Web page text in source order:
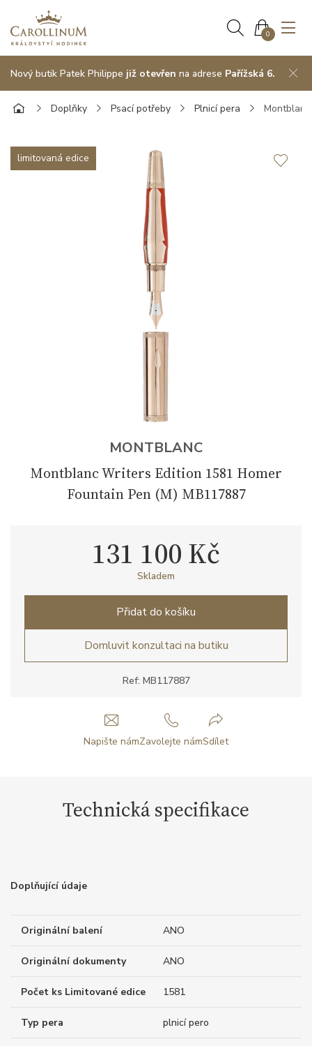
0
Nový butik Patek Philippe již otevřen na adrese Pařížská 6.
Doplňky Psací potřeby Plnicí pera
limitovaná edice
MONTBLANC
Montblanc Writers Edition 1581 Homer
Fountain Pen (M) MB117887
Ref: MB117887
131 100 Kč
Skladem
Přidat do košíku
Domluvit konzultaci na butiku
Napište námZavolejte námSdílet
Technická specifikace
Doplňující údaje
Originální balení ANO
Originální dokumenty ANO
Počet ks Limitované edice 1581
Typ pera plnicí pero